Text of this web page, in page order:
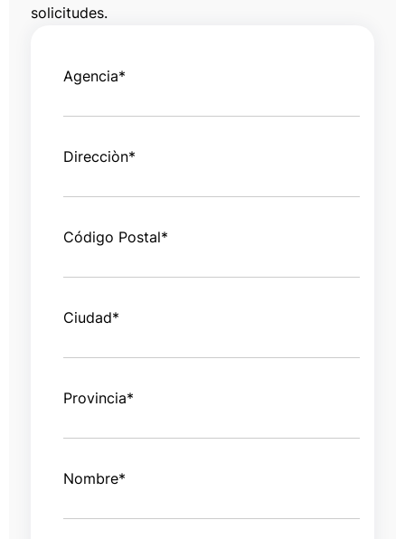
solicitudes.
Agencia*
Direcciòn*
Código Postal*
Ciudad*
Provincia*
Nombre*